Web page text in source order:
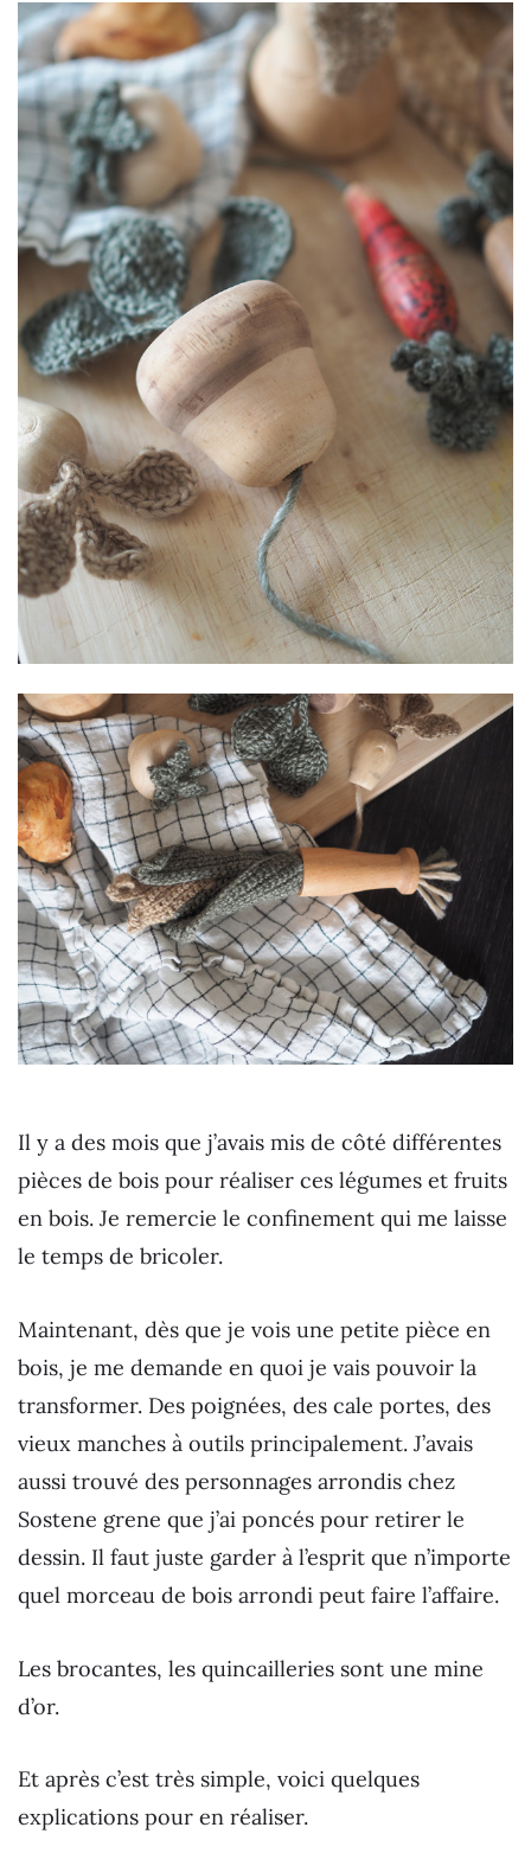
Il y a des mois que j’avais mis de côté différentes
pièces de bois pour réaliser ces légumes et fruits
en bois. Je remercie le confinement qui me laisse
le temps de bricoler.
Maintenant, dès que je vois une petite pièce en
bois, je me demande en quoi je vais pouvoir la
transformer. Des poignées, des cale portes, des
vieux manches à outils principalement. J’avais
aussi trouvé des personnages arrondis chez
Sostene grene que j’ai poncés pour retirer le
dessin. Il faut juste garder à l’esprit que n’importe
quel morceau de bois arrondi peut faire l’affaire.
Les brocantes, les quincailleries sont une mine
d’or.
Et après c’est très simple, voici quelques
explications pour en réaliser.